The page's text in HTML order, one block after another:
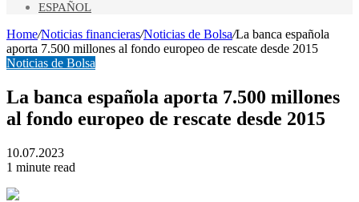
ESPAÑOL
Home/Noticias financieras/Noticias de Bolsa/La banca española
aporta 7.500 millones al fondo europeo de rescate desde 2015
Noticias de Bolsa
La banca española aporta 7.500 millones
al fondo europeo de rescate desde 2015
10.07.2023
1 minute read